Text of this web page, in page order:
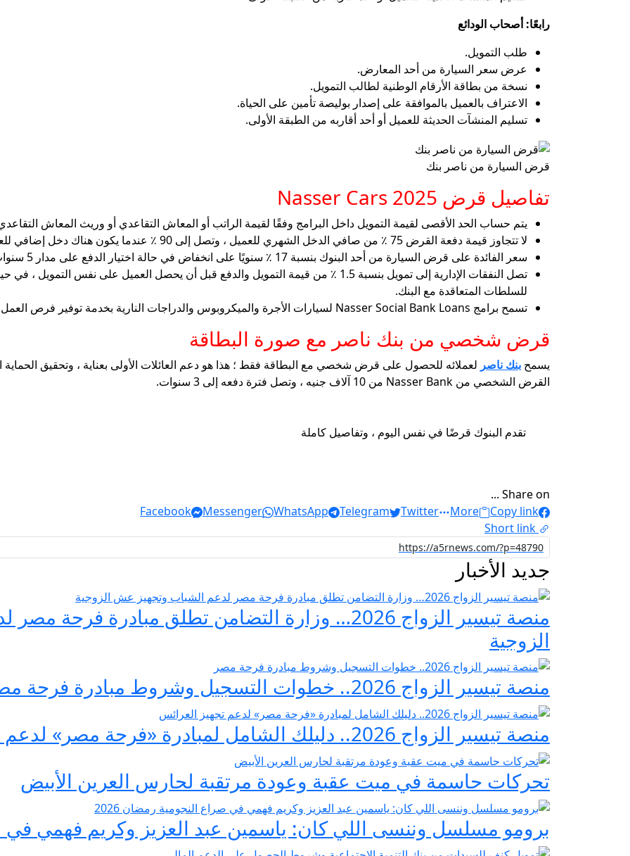
رابعًا: أصحاب الودائع
طلب التمويل.
عرض سعر السيارة من أحد المعارض.
نسخة من بطاقة الأرقام الوطنية لطالب التمويل.
الاعتراف بالعميل بالموافقة على إصدار بوليصة تأمين على الحياة.
تسليم المنشآت الحديثة للعميل أو أحد أقاربه من الطبقة الأولى.
قرض السيارة من ناصر بنك
تفاصيل قرض Nasser Cars 2025
يتم حساب الحد الأقصى لقيمة التمويل داخل البرامج وفقًا لقيمة الراتب أو المعاش التقاعدي أو وريث المعاش
لا تتجاوز قيمة دفعة القرض 75 ٪ من صافي الدخل الشهري للعميل ، وتصل إلى 90 ٪ عندما يكون هناك دخل إضافي للعميل.
سعر الفائدة على قرض السيارة من أحد البنوك بنسبة 17 ٪ سنويًا على انخفاض في حالة اختيار الدفع على مدار 5 سنوات ، و 19 ٪ في حالة الدفع على مدار 10 سنوات.
للسلطات المتعاقدة مع البنك.
تسمح برامج Nasser Social Bank Loans لسيارات الأجرة والميكروبوس والدراجات النارية بخدمة توفير فرص العمل للمواطنين من أجل تحسين الظروف المعيشية.
قرض شخصي من بنك ناصر مع صورة البطاقة
يسمح بنك ناصر لعملائه للحصول على قرض شخصي مع البطاقة فقط ؛ هذا هو دعم العائلات الأولى بعناية ، وتحقيق الحماية
القرض الشخصي من Nasser Bank من 10 آلاف جنيه ، وتصل فترة دفعه إلى 3 سنوات.
تقدم البنوك قرضًا في نفس اليوم ، وتفاصيل كاملة
Share on ...
Facebook
Messenger WhatsApp Telegram Twitter More
Copy link
Short link
جديد الأخبار
منصة تيسير الزواج 2026… وزارة التضامن تطلق مبادرة
الزوجية
منصة تيسير الزواج 2026.. خطوات التسجيل وشروط مبادرة فرحة مصر
منصة تيسير الزواج 2026.. دليلك الشامل لمبادرة «فرحة مصر» لدعم تجهيز العرائس
تحركات حاسمة في ميت عقبة وعودة مرتقبة لحارس العرين الأبيض
برومو مسلسل وننسى اللي كان: ياسمين عبد العزيز وكريم فهمي في